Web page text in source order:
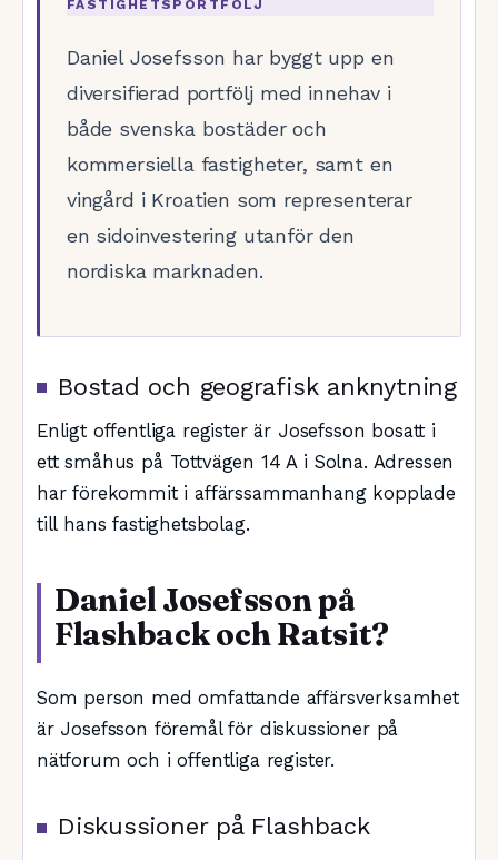
FASTIGHETSPORTFÖLJ
Daniel Josefsson har byggt upp en
diversifierad portfölj med innehav i
både svenska bostäder och
kommersiella fastigheter, samt en
vingård i Kroatien som representerar
en sidoinvestering utanför den
nordiska marknaden.
Bostad och geografisk anknytning
Enligt offentliga register är Josefsson bosatt i
ett småhus på Tottvägen 14 A i Solna. Adressen
har förekommit i affärssammanhang kopplade
till hans fastighetsbolag.
Daniel Josefsson på
Flashback och Ratsit?
Som person med omfattande affärsverksamhet
är Josefsson föremål för diskussioner på
nätforum och i offentliga register.
Diskussioner på Flashback